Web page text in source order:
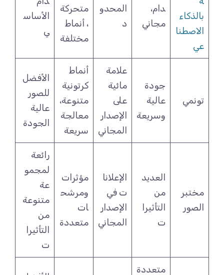
بالذكاء
الاصطنا
مجاني
المحدو
متحركة
، أنماط
مختلفة
الأساس
تونمي
جودة
عالية
وسريعة
علامة
مائية
الإصدار
المجاني
أنماط
كرتونية
متنوعة،
معالجة
سريعة
الأفضل
للصور
عالية
الجودة
مختبر
الصور
العديد
التأثيرا
الإعلانا
ت في
الإصدار
المجاني
مؤثرات
ومرشح
ات
متعددة
رائعة
لمجمو
متنوعة
التأثيرا
متعددة